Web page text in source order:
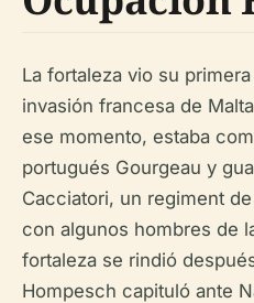
La fortaleza vio su
invasión francesa de
ese momento, estaba
portugués Gourgeau y
Cacciatori, un regiment
con algunos hombres de
fortaleza se rindió
Hompesch capituló ante